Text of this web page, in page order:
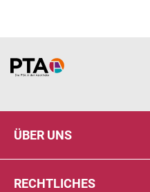
Home
ÜBER UNS
RECHTLICHES